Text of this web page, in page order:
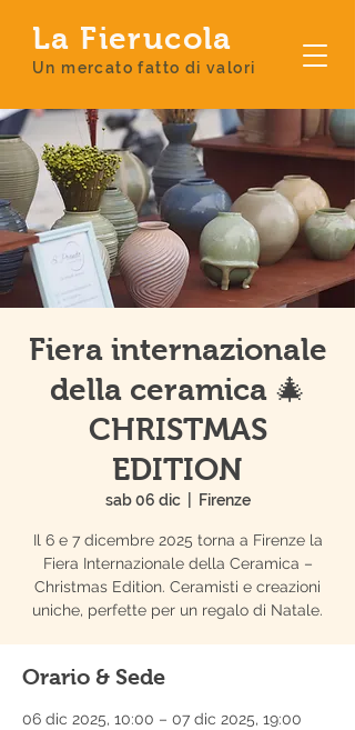
La Fierucola
Un mercato fatto di valori
Fiera internazionale
della ceramica 🎄
CHRISTMAS
EDITION
sab 06 dic
  |
Firenze
Il 6 e 7 dicembre 2025 torna a Firenze la
Fiera Internazionale della Ceramica –
Christmas Edition. Ceramisti e creazioni
uniche, perfette per un regalo di Natale.
Orario & Sede
06 dic 2025, 10:00 – 07 dic 2025, 19:00